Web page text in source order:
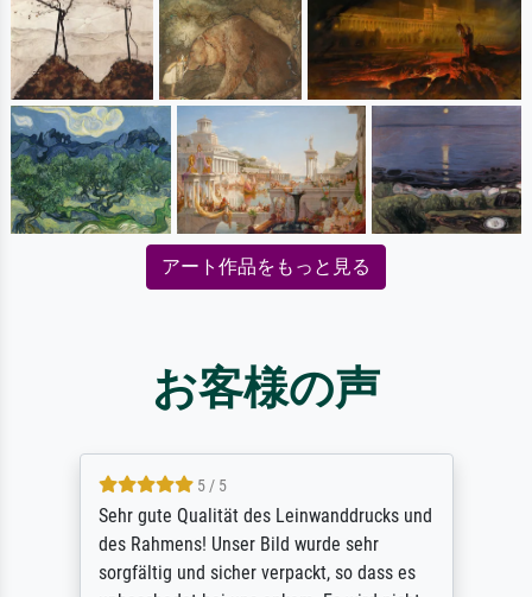
アート作品をもっと見る
お客様の声
5 / 5
Sehr gute Qualität des Leinwanddrucks und
des Rahmens! Unser Bild wurde sehr
sorgfältig und sicher verpackt, so dass es